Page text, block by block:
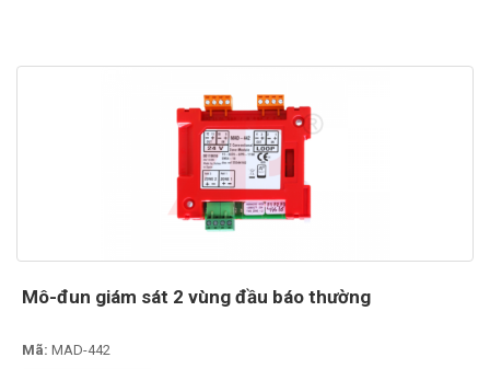
Mô-đun giám sát 2 vùng đầu báo thường
Mã: MAD-442